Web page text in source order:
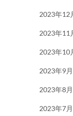
2023年12
2023年11
2023年10
2023年9月
2023年8月
2023年7月